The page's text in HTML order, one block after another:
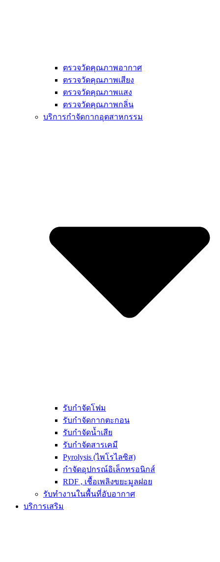
ตรวจวัดคุณภาพอากาศ
ตรวจวัดคุณภาพเสียง
ตรวจวัดคุณภาพแสง
ตรวจวัดคุณภาพกลิ่น
บริการกำจัดกากอุตสาหกรรม
รับกำจัดโฟม
รับกำจัดกากตะกอน
รับกำจัดน้ำเสีย
รับกำจัดสารเคมี
Pyrolysis (ไพโรไลซิส)
กำจัดอุปกรณ์อิเล็กทรอนิกส์
RDF , เชื้อเพลิงขยะมูลฝอย
รับทำงานในพื้นที่อับอากาศ
บริการเสริม